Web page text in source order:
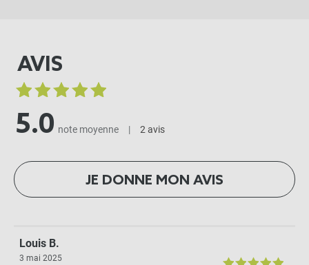
AVIS
5.0 note moyenne | 2 avis
JE DONNE MON AVIS
Louis B.
3 mai 2025